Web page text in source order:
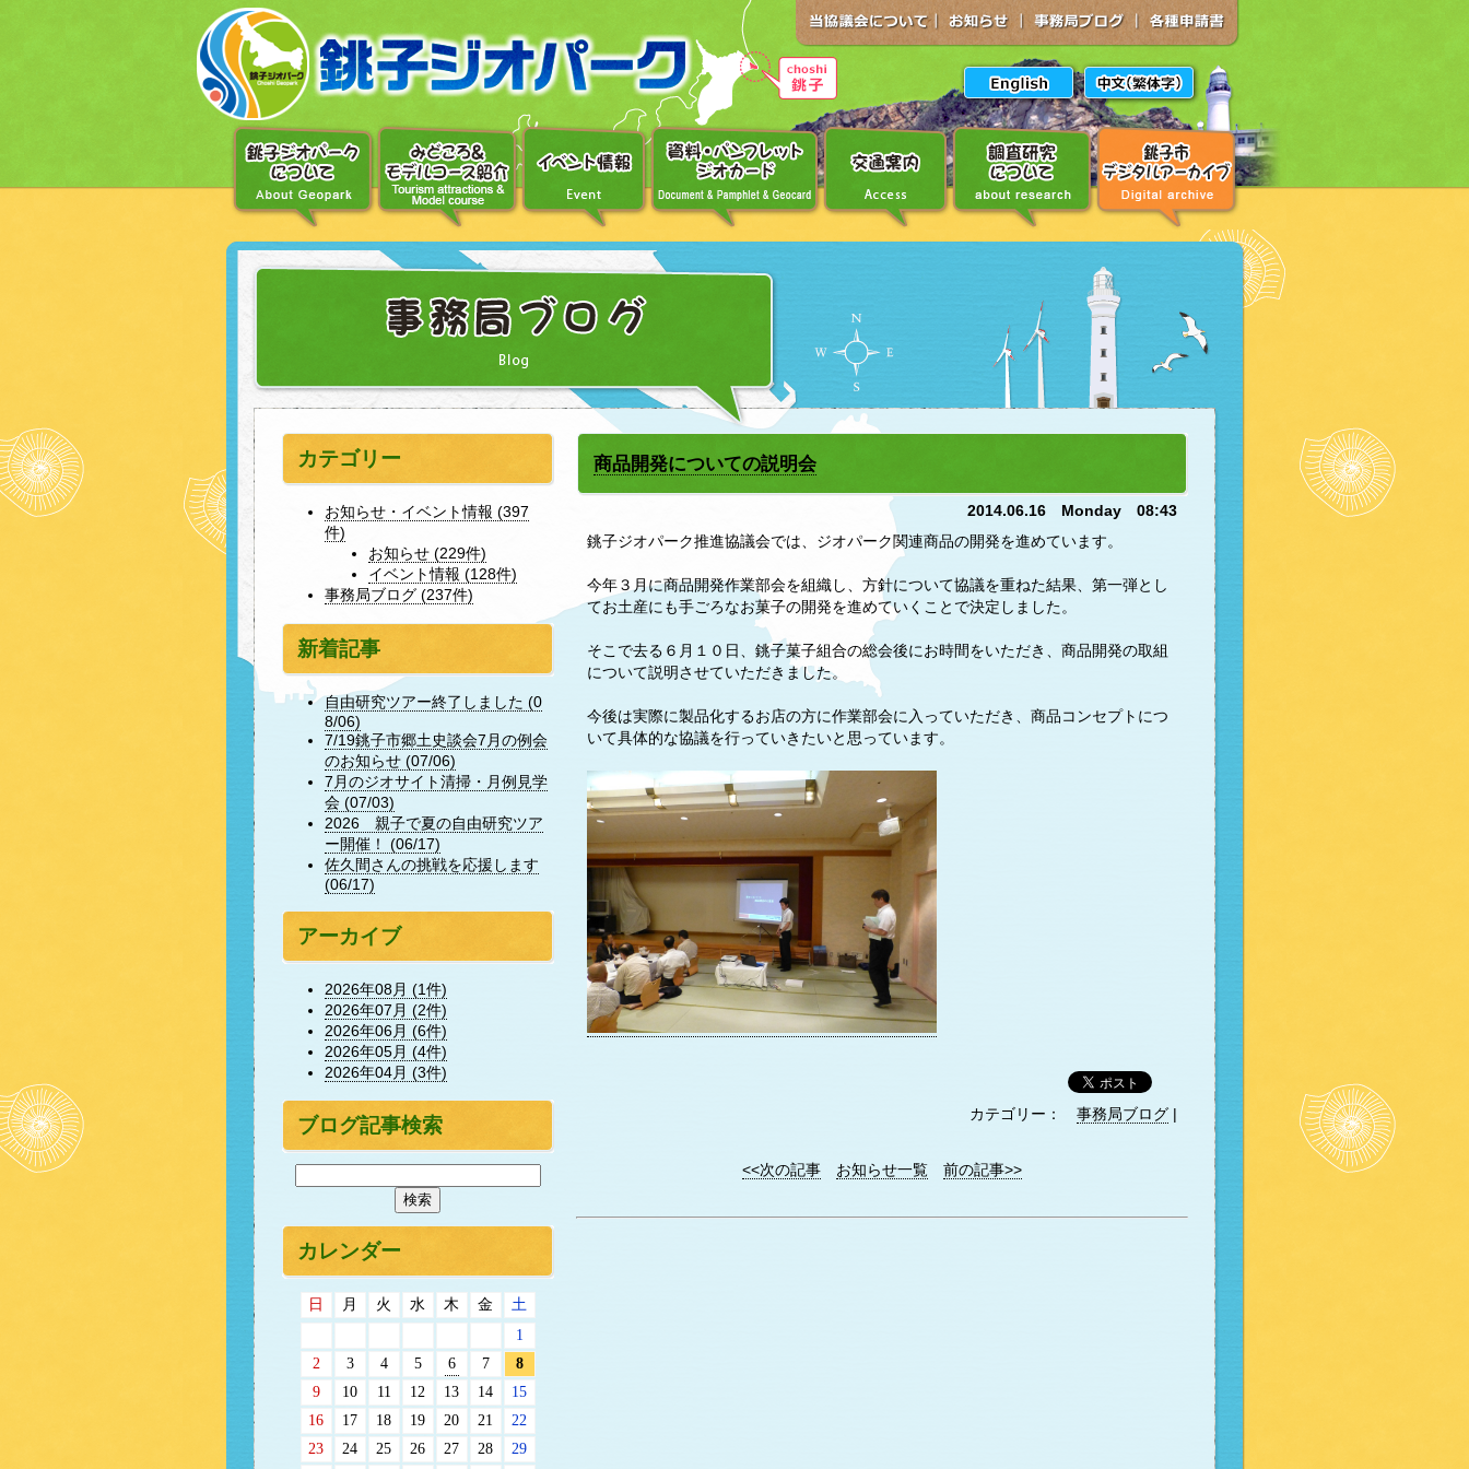
商品開発についての説明会
2014.06.16 Monday 08:43
銚子ジオパーク推進協議会では、ジオパーク関連商品の開発を進めています。
今年３月に商品開発作業部会を組織し、方針について協議を重ねた結果、第一弾とし
てお土産にも手ごろなお菓子の開発を進めていくことで決定しました。
そこで去る６月１０日、銚子菓子組合の総会後にお時間をいただき、商品開発の取組
について説明させていただきました。
今後は実際に製品化するお店の方に作業部会に入っていただき、商品コンセプトにつ
いて具体的な協議を行っていきたいと思っています。
カテゴリー： 事務局ブログ |
<<次の記事 お知らせ一覧 前の記事>>
カテゴリー
お知らせ・イベント情報 (397
件)
お知らせ (229件)
イベント情報 (128件)
事務局ブログ (237件)
新着記事
自由研究ツアー終了しました (0
8/06)
7/19銚子市郷土史談会7月の例会
のお知らせ (07/06)
7月のジオサイト清掃・月例見学
会 (07/03)
2026 親子で夏の自由研究ツア
ー開催！ (06/17)
佐久間さんの挑戦を応援します
(06/17)
アーカイブ
2026年08月 (1件)
2026年07月 (2件)
2026年06月 (6件)
2026年05月 (4件)
2026年04月 (3件)
ブログ記事検索
カレンダー
日 月 火 水 木 金
土
1
2
3 4 5 6 7
8
9
10 11 12 13 14
15
16
17 18 19 20 21
22
23
24 25 26 27 28
29